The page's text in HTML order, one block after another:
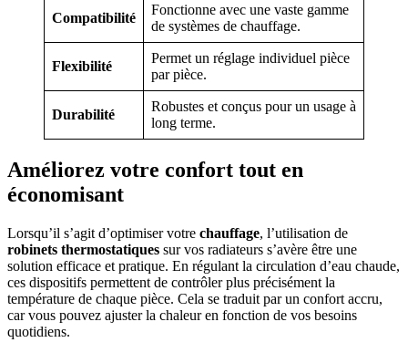
Compatibilité
Fonctionne avec une vaste gamme
de systèmes de chauffage.
Flexibilité
Permet un réglage individuel pièce
par pièce.
Durabilité
Robustes et conçus pour un usage à
long terme.
Améliorez votre confort tout en
économisant
Lorsqu’il s’agit d’optimiser votre chauffage, l’utilisation de
robinets thermostatiques sur vos radiateurs s’avère être une
solution efficace et pratique. En régulant la circulation d’eau chaude,
ces dispositifs permettent de contrôler plus précisément la
température de chaque pièce. Cela se traduit par un confort accru,
car vous pouvez ajuster la chaleur en fonction de vos besoins
quotidiens.